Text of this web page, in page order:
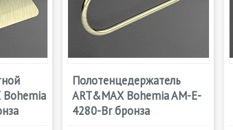
Bohemia
Полотенцедержатель
ART&MAX Bohemia AM-E-
4280-Br бронза